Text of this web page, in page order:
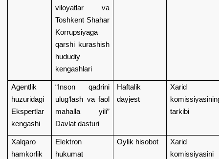
viloyatlar va
Toshkent Shahar
Korrupsiyaga
qarshi kurashish
hududiy
kengashlari
Agentlik
huzuridagi
Ekspertlar
kengashi
“Inson qadrini
ulug‘lash va faol
mahalla yili”
Davlat dasturi
Haftalik
dayjest
Xarid
tarkibi
Xalqaro
hamkorlik
Elektron
hukumat
Oylik hisobot
Xarid
komissiyasini